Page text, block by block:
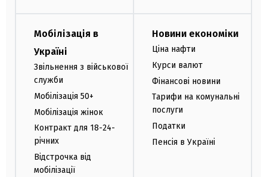
Мобілізація в
Україні
Звільнення з військової
служби
Мобілізація 50+
Мобілізація жінок
Контракт для 18-24-
річних
Відстрочка від
мобілізації
Новини економіки
Ціна нафти
Курси валют
Фінансові новини
Тарифи на комунальні
послуги
Податки
Пенсія в Україні